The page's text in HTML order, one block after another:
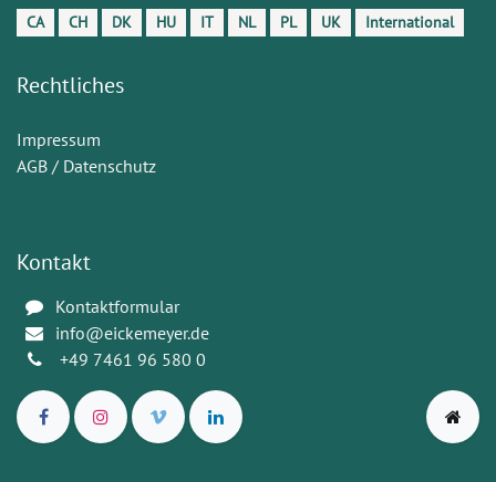
CA CH DK HU IT NL PL UK International
Rechtliches
Impressum
AGB / Datenschutz
Kontakt
Kontaktformular
info@eickemeyer.de
+49 7461 96 580 0